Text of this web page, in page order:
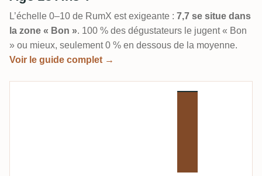
L’échelle 0–10 de RumX est exigeante : 7,7 se situe dans
la zone « Bon ». 100 % des dégustateurs le jugent « Bon
» ou mieux, seulement 0 % en dessous de la moyenne.
Voir le guide complet →